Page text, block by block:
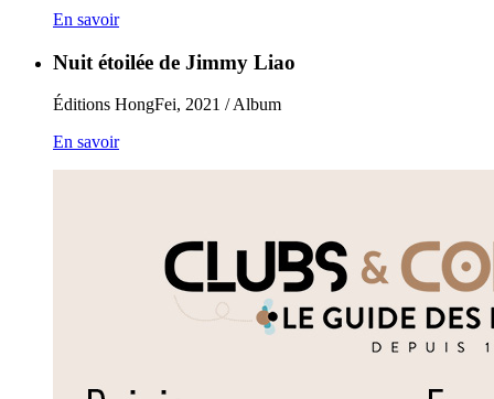
En savoir
Nuit étoilée de Jimmy Liao
Éditions HongFei, 2021 / Album
En savoir